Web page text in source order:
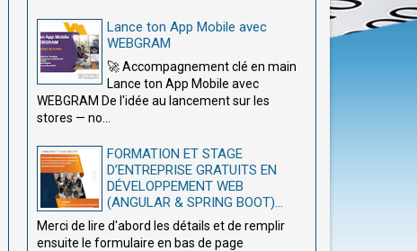
Lance ton App Mobile avec
WEBGRAM
🚀 Accompagnement clé en main
Lance ton App Mobile avec
WEBGRAM De l'idée au lancement sur les
stores — no...
FORMATION ET STAGE
D’ENTREPRISE GRATUITS EN
DÉVELOPPEMENT WEB
(ANGULAR & SPRING BOOT)...
Merci de lire d'abord les détails et de remplir
ensuite le formulaire en bas de page